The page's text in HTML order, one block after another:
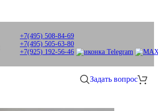
+7(495) 508-84-69
+7(495) 505-63-80
+7(925) 192-56-46
Задать вопрос